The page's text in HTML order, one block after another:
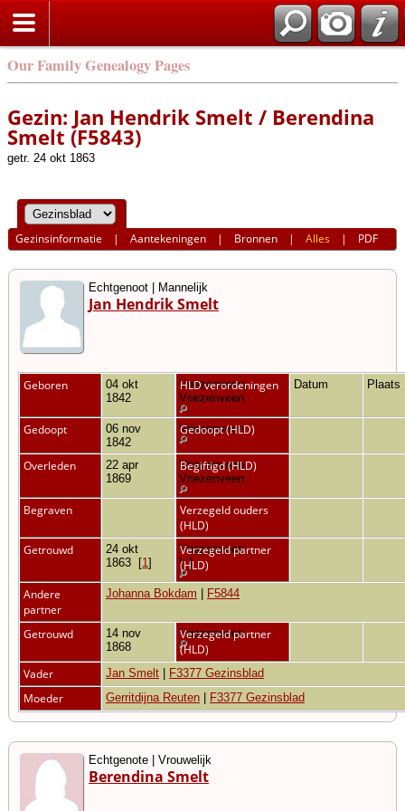
Our Family Genealogy Pages
Gezin: Jan Hendrik Smelt / Berendina
Smelt (F5843)
getr. 24 okt 1863
Gezinsinformatie |Aantekeningen | Bronnen |Alles | PDF
Echtgenoot | Mannelijk
Jan Hendrik Smelt
Geboren
04 okt
1842
Vriezenveen,
Vriezenveen
HLD verordeningen Datum Plaats
Gedoopt
06 nov
1842
Vriezenveen
Gedoopt (HLD)
Overleden
22 apr
1869
Vriezenveen,
Vriezenveen
Begiftigd (HLD)
Begraven
Verzegeld ouders
(HLD)
Getrouwd
24 okt
1863
[1 ]
Vriezenveen
[1]
Verzegeld partner
(HLD)
Andere
partner
Johanna Bokdam F5844
Getrouwd
14 nov
1868
Vriezenveen
Verzegeld partner
(HLD)
Vader
Jan Smelt F3377 Gezinsblad
Moeder Gerritdijna Reuten F3377 Gezinsblad
Echtgenote | Vrouwelijk
Berendina Smelt